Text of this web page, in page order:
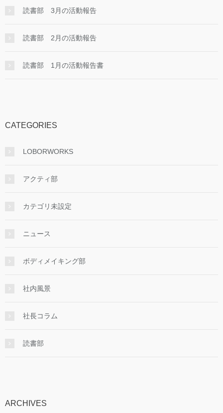
読書部 3月の活動報告
読書部 2月の活動報告
読書部 1月の活動報告書
CATEGORIES
LOBORWORKS
アクティ部
カテゴリ未設定
ニュース
ボディメイキング部
社内風景
社長コラム
読書部
ARCHIVES